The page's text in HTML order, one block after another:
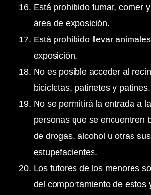
Está prohibido fumar, comer
área de exposición.
Está prohibido llevar
exposición.
No es posible acceder al
bicicletas, patinetes y patines.
No se permitirá la entrada a
personas que se encuentren
de drogas, alcohol u otras
estupefacientes.
Los tutores de los menores
del comportamiento de estos